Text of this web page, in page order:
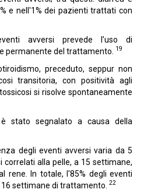
e nell'1% dei pazienti trattati con
avversi prevede l’uso di
permanente del trattamento.
19
preceduto, seppur non
transitoria, con positività agli
si risolve spontaneamente
stato segnalato a causa della
degli eventi avversi varia da 5
alla pelle, a 15 settimane,
rene. In totale, l'85% degli eventi
settimane di trattamento. 22